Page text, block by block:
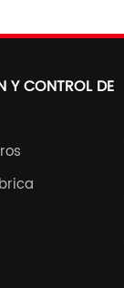
Y CONTROL DE